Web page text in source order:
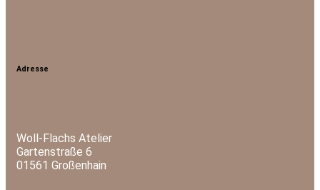
Adresse
Woll-Flachs Atelier
Gartenstraße 6
01561 Großenhain